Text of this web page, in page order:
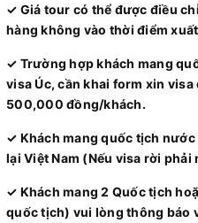
✓ Giá tour có thể được điều
hàng không vào thời điểm
✓ Trường hợp khách mang
visa Úc, cần khai form xin
500,000 đồng/khách.
✓ Khách mang quốc tịch
lại Việt Nam (Nếu visa rời
✓ Khách mang 2 Quốc tịch
quốc tịch) vui lòng thông báo